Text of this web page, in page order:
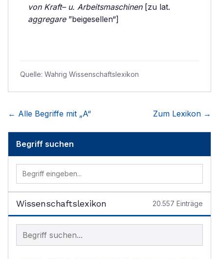
von Kraft– u. Arbeitsmaschinen[zu lat.
aggregare”beigesellen“]
Quelle: Wahrig Wissenschaftslexikon
← Alle Begriffe mit „A“ Zum Lexikon →
Begriff suchen
Wissenschaftslexikon 20.557 Einträge
Begriff im Lexikon suchen